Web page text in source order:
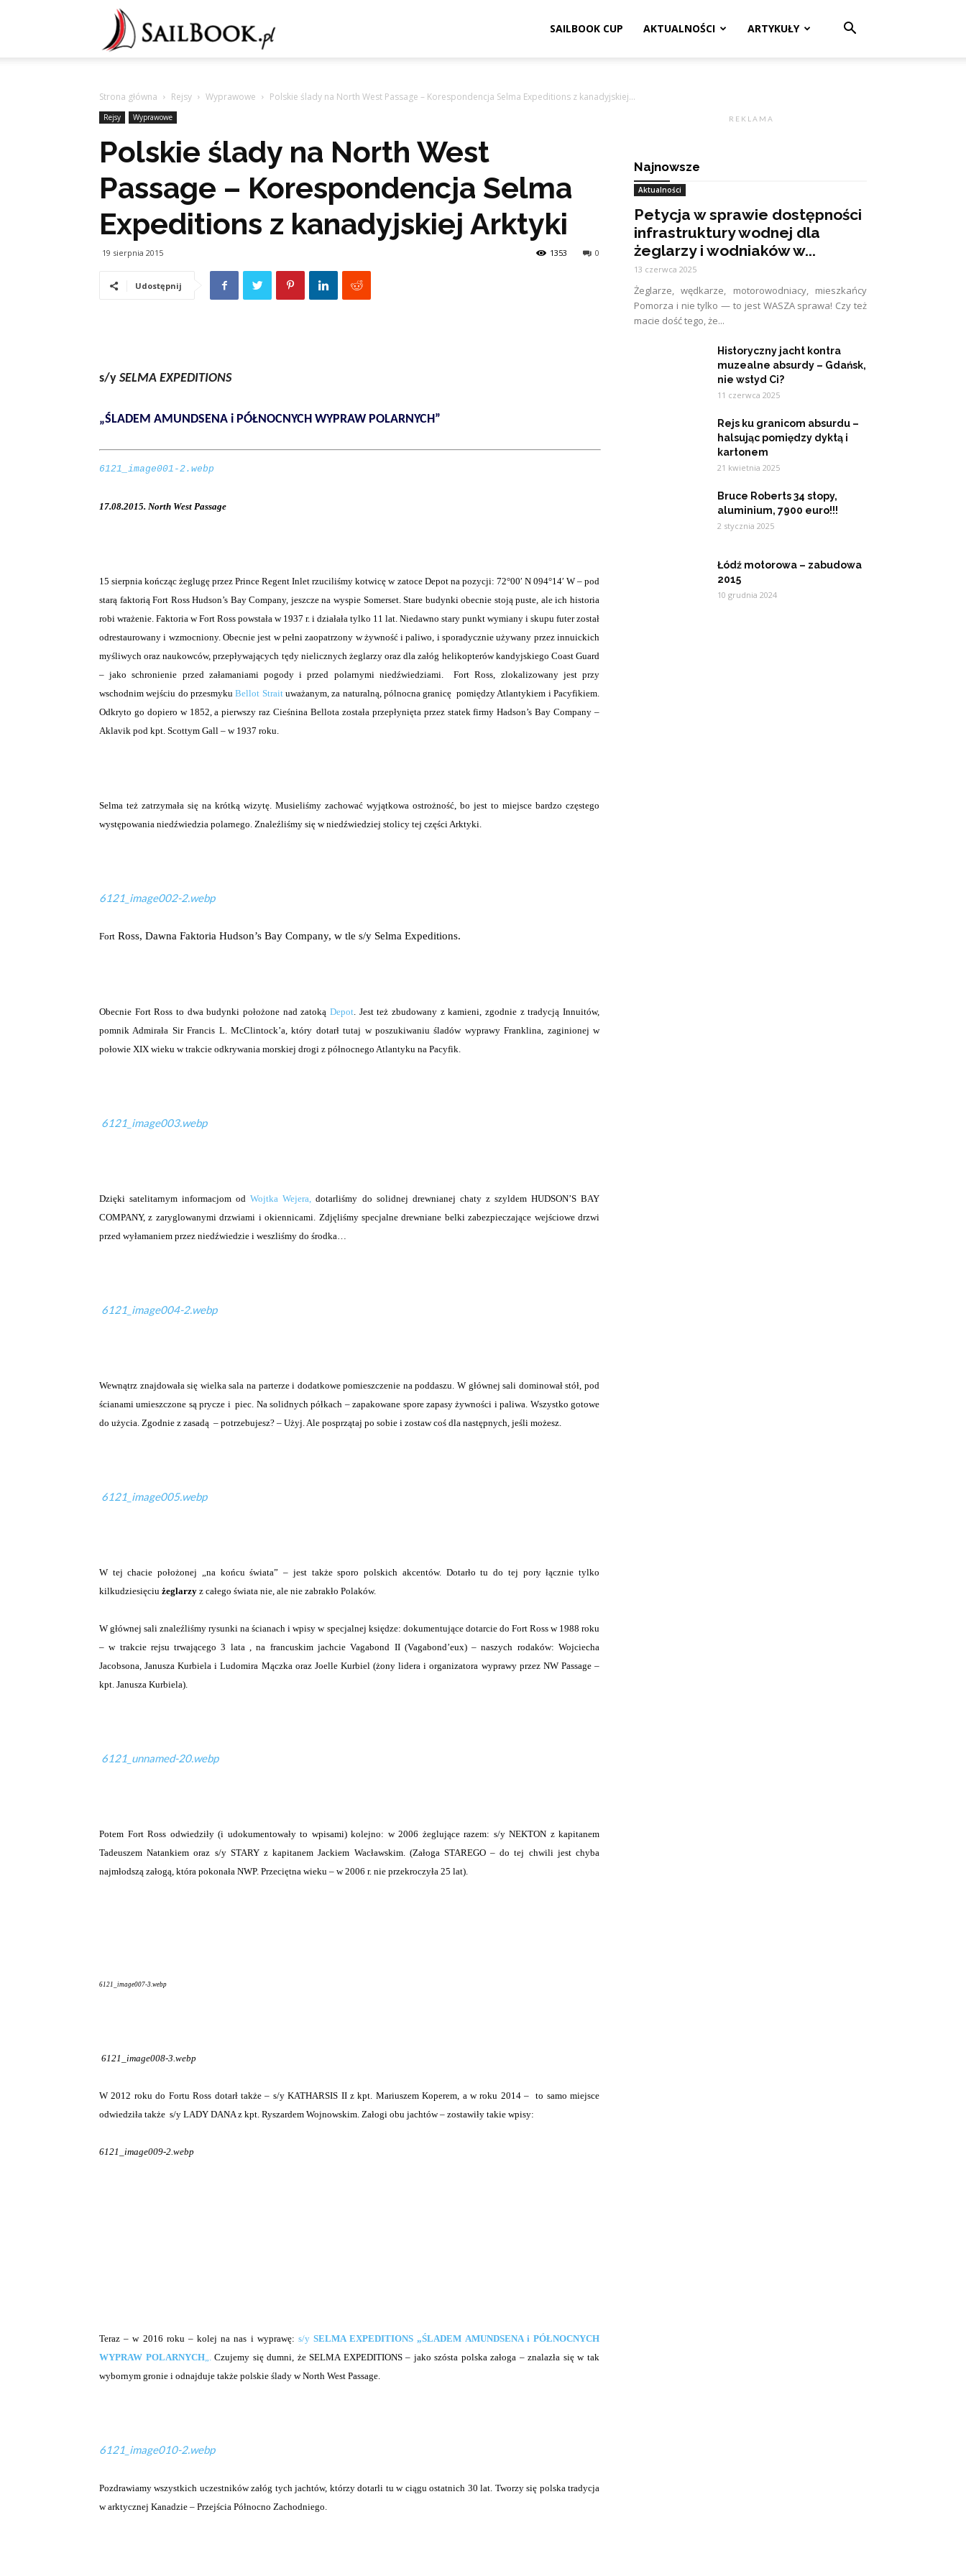
SAILBOOK CUP AKTUALNOŚCI ARTYKUŁY
Strona główna Rejsy Wyprawowe Polskie ślady na North West Passage – Korespondencja Selma Expeditions z kanadyjskiej...
Rejsy Wyprawowe
Polskie ślady na North West
Passage – Korespondencja Selma
Expeditions z kanadyjskiej Arktyki
19 sierpnia 2015 0
1353
Udostępnij
s/y SELMA EXPEDITIONS
„ŚLADEM AMUNDSENA i PÓŁNOCNYCH WYPRAW POLARNYCH”
6121_image001-2.webp
17.08.2015. North West Passage
15 sierpnia kończąc żeglugę przez Prince Regent Inlet rzuciliśmy kotwicę w zatoce Depot na pozycji: 72°00′ N 094°14′ W – pod
starą faktorią Fort Ross Hudson’s Bay Company, jeszcze na wyspie Somerset. Stare budynki obecnie stoją puste, ale ich historia
robi wrażenie. Faktoria w Fort Ross powstała w 1937 r. i działała tylko 11 lat. Niedawno stary punkt wymiany i skupu futer został
odrestaurowany i wzmocniony. Obecnie jest w pełni zaopatrzony w żywność i paliwo, i sporadycznie używany przez innuickich
myśliwych oraz naukowców, przepływających tędy nielicznych żeglarzy oraz dla załóg helikopterów kandyjskiego Coast Guard
– jako schronienie przed załamaniami pogody i przed polarnymi niedźwiedziami. Fort Ross, zlokalizowany jest przy
wschodnim wejściu do przesmykuBellot Straituważanym, za naturalną, pólnocna granicę pomiędzy Atlantykiem i Pacyfikiem.
Odkryto go dopiero w 1852, a pierwszy raz Cieśnina Bellota została przepłynięta przez statek firmy Hadson’s Bay Company –
Aklavik pod kpt. Scottym Gall – w 1937 roku.
Selma też zatrzymała się na krótką wizytę. Musieliśmy zachować wyjątkowa ostrożność, bo jest to miejsce bardzo częstego
występowania niedźwiedzia polarnego. Znaleźliśmy się w niedźwiedziej stolicy tej części Arktyki.
6121_image002-2.webp
Fort Ross, Dawna Faktoria Hudson’s Bay Company, w tle s/y Selma Expeditions.
Obecnie Fort Ross to dwa budynki położone nad zatoką Depot. Jest też zbudowany z kamieni, zgodnie z tradycją Innuitów,
pomnik Admirała Sir Francis L. McClintock’a, który dotarł tutaj w poszukiwaniu śladów wyprawy Franklina, zaginionej w
połowie XIX wieku w trakcie odkrywania morskiej drogi z północnego Atlantyku na Pacyfik.
6121_image003.webp
Dzięki satelitarnym informacjom odWojtka Wejera,dotarliśmy do solidnej drewnianej chaty z szyldem HUDSON’S BAY
COMPANY, z zaryglowanymi drzwiami i okiennicami. Zdjęliśmy specjalne drewniane belki zabezpieczające wejściowe drzwi
przed wyłamaniem przez niedźwiedzie i weszliśmy do środka…
6121_image004-2.webp
Wewnątrz znajdowała się wielka sala na parterze i dodatkowe pomieszczenie na poddaszu. W głównej sali dominował stół, pod
ścianami umieszczone są prycze i piec. Na solidnych półkach – zapakowane spore zapasy żywności i paliwa. Wszystko gotowe
do użycia. Zgodnie z zasadą – potrzebujesz? – Użyj. Ale posprzątaj po sobie i zostaw coś dla następnych, jeśli możesz.
6121_image005.webp
W tej chacie położonej „na końcu świata” – jest także sporo polskich akcentów. Dotarło tu do tej pory łącznie tylko
kilkudziesięciu żeglarzy z całego świata nie, ale nie zabrakło Polaków.
W głównej sali znaleźliśmy rysunki na ścianach i wpisy w specjalnej księdze: dokumentujące dotarcie do Fort Ross w 1988 roku
– w trakcie rejsu trwającego 3 lata , na francuskim jachcie Vagabond II (Vagabond’eux) – naszych rodaków: Wojciecha
Jacobsona, Janusza Kurbiela i Ludomira Mączka oraz Joelle Kurbiel (żony lidera i organizatora wyprawy przez NW Passage –
kpt. Janusza Kurbiela).
6121_unnamed-20.webp
Potem Fort Ross odwiedziły (i udokumentowały to wpisami) kolejno: w 2006 żeglujące razem: s/y NEKTON z kapitanem
Tadeuszem Natankiem oraz s/y STARY z kapitanem Jackiem Wacławskim. (Załoga STAREGO – do tej chwili jest chyba
najmłodszą załogą, która pokonała NWP. Przeciętna wieku – w 2006 r. nie przekroczyła 25 lat).
6121_image007-3.webp
6121_image008-3.webp
W 2012 roku do Fortu Ross dotarł także – s/y KATHARSIS II z kpt. Mariuszem Koperem, a w roku 2014 – to samo miejsce
odwiedziła także s/y LADY DANA z kpt. Ryszardem Wojnowskim. Załogi obu jachtów – zostawiły takie wpisy:
6121_image009-2.webp
Teraz – w 2016 roku – kolej na nas i wyprawę: s/ySELMA EXPEDITIONS „ŚLADEM AMUNDSENA i PÓŁNOCNYCH
WYPRAW POLARNYCH„.Czujemy się dumni, że SELMA EXPEDITIONS – jako szósta polska załoga – znalazła się w tak
wybornym gronie i odnajduje także polskie ślady w North West Passage.
6121_image010-2.webp
Pozdrawiamy wszystkich uczestników załóg tych jachtów, którzy dotarli tu w ciągu ostatnich 30 lat. Tworzy się polska tradycja
w arktycznej Kanadzie – Przejścia Północno Zachodniego.
R E K L A M A
Najnowsze
Aktualności
Petycja w sprawie dostępności
infrastruktury wodnej dla
żeglarzy i wodniaków w...
13 czerwca 2025
Żeglarze, wędkarze, motorowodniacy, mieszkańcy
Pomorza i nie tylko — to jest WASZA sprawa! Czy też
macie dość tego, że...
Historyczny jacht kontra
muzealne absurdy – Gdańsk,
nie wstyd Ci?
11 czerwca 2025
Rejs ku granicom absurdu –
halsując pomiędzy dyktą i
kartonem
21 kwietnia 2025
Bruce Roberts 34 stopy,
aluminium, 7900 euro!!!
2 stycznia 2025
Łódź motorowa – zabudowa
2015
10 grudnia 2024